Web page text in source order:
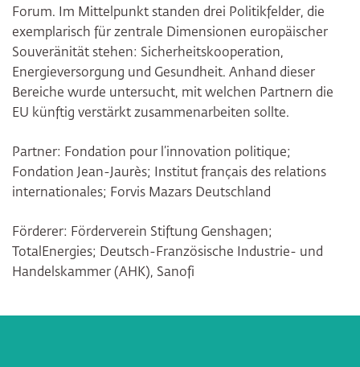
Forum. Im Mittelpunkt standen drei Politikfelder, die
exemplarisch für zentrale Dimensionen europäischer
Souveränität stehen: Sicherheitskooperation,
Energieversorgung und Gesundheit. Anhand dieser
Bereiche wurde untersucht, mit welchen Partnern die
EU künftig verstärkt zusammenarbeiten sollte.
Partner: Fondation pour l’innovation politique;
Fondation Jean-Jaurès; Institut français des relations
internationales; Forvis Mazars Deutschland
Förderer: Förderverein Stiftung Genshagen;
TotalEnergies; Deutsch-Französische Industrie- und
Handelskammer (AHK), Sanofi